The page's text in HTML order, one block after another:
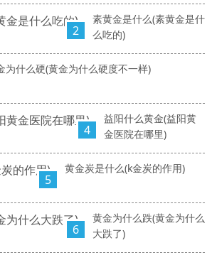
2
素黄金是什么(素黄金是什
么吃的)
为什么硬(黄金为什么硬度不一样)
4
益阳什么黄金(益阳黄
金医院在哪里)
5
黄金炭是什么(k金炭的作用)
6
黄金为什么跌(黄金为什么
大跌了)